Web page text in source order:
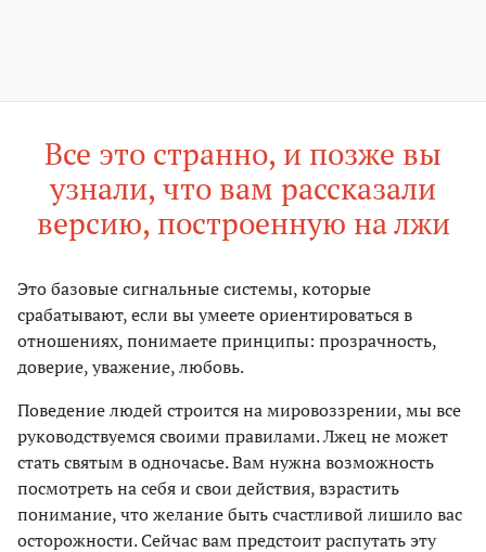
Все это странно, и позже вы
узнали, что вам рассказали
версию, построенную на лжи
Это базовые сигнальные системы, которые
срабатывают, если вы умеете ориентироваться в
отношениях, понимаете принципы: прозрачность,
доверие, уважение, любовь.
Поведение людей строится на мировоззрении, мы все
руководствуемся своими правилами. Лжец не может
стать святым в одночасье. Вам нужна возможность
посмотреть на себя и свои действия, взрастить
понимание, что желание быть счастливой лишило вас
осторожности. Сейчас вам предстоит распутать эту